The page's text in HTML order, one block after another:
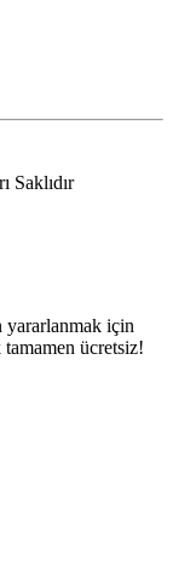
Saklıdır
için
ücretsiz!